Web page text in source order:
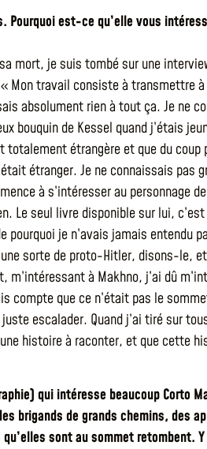
Pourquoi est-ce qu’elle vous
mort, je suis tombé sur une
travail consiste à transmettre à
absolument rien à tout ça. Je ne
bouquin de Kessel quand j’étais
étrangère et que du
étranger. Je ne connaissais pas
à s’intéresser au personnage
Le seul livre disponible sur lui,
je n’avais jamais entendu
sorte de proto-Hitler, disons-le, et
à Makhno, j’ai dû
compte que ce n’était pas le
escalader. Quand j’ai tiré sur
histoire à raconter, et que cette
qui intéresse beaucoup Corto
brigands de grands chemins, des
sont au sommet retombent. Y